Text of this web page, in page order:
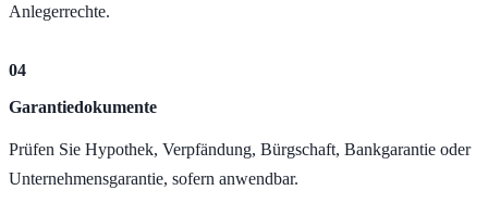
Anlegerrechte.
04
Garantiedokumente
Prüfen Sie Hypothek, Verpfändung, Bürgschaft, Bankgarantie oder
Unternehmensgarantie, sofern anwendbar.